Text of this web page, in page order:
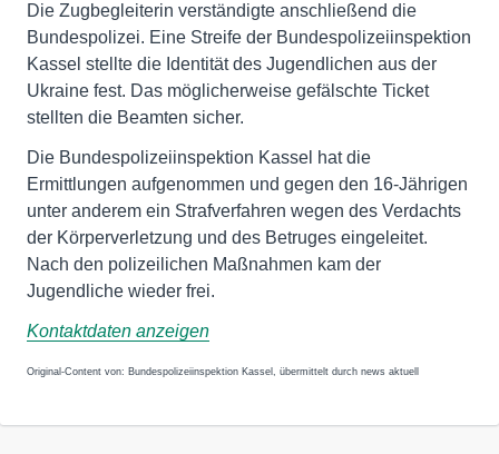
Die Zugbegleiterin verständigte anschließend die
Bundespolizei. Eine Streife der Bundespolizeiinspektion
Kassel stellte die Identität des Jugendlichen aus der
Ukraine fest. Das möglicherweise gefälschte Ticket
stellten die Beamten sicher.
Die Bundespolizeiinspektion Kassel hat die
Ermittlungen aufgenommen und gegen den 16-Jährigen
unter anderem ein Strafverfahren wegen des Verdachts
der Körperverletzung und des Betruges eingeleitet.
Nach den polizeilichen Maßnahmen kam der
Jugendliche wieder frei.
Kontaktdaten anzeigen
Original-Content von: Bundespolizeiinspektion Kassel, übermittelt durch news aktuell